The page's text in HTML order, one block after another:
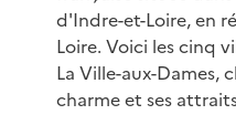
d'Indre-et-Loire, en
Loire. Voici les cinq
La Ville-aux-Dames,
charme et ses